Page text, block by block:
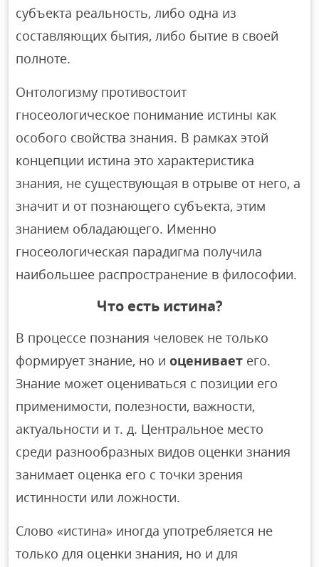
субъекта реальность, либо одна из
составляющих бытия, либо бытие в своей
полноте.
Онтологизму противостоит
гносеологическое понимание истины как
особого свойства знания. В рамках этой
концепции истина это характеристика
знания, не существующая в отрыве от него, а
значит и от познающего субъекта, этим
знанием обладающего. Именно
гносеологическая парадигма получила
наибольшее распространение в философии.
Что есть истина?
В процессе познания человек не только
формирует знание, но иоценивает его.
Знание может оцениваться с позиции его
применимости, полезности, важности,
актуальности и т. д. Центральное место
среди разнообразных видов оценки знания
занимает оценка его с точки зрения
истинности или ложности.
Слово «истина» иногда употребляется не
только для оценки знания, но и для